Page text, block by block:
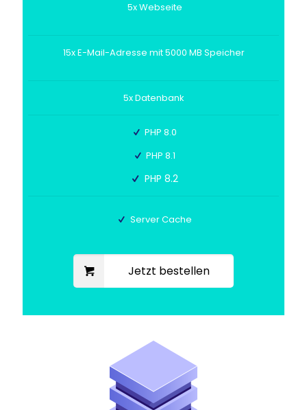
5x Webseite
15x E-Mail-Adresse mit 5000 MB Speicher
5x Datenbank
PHP 8.0
PHP 8.1
PHP 8.2
Server Cache
Jetzt bestellen